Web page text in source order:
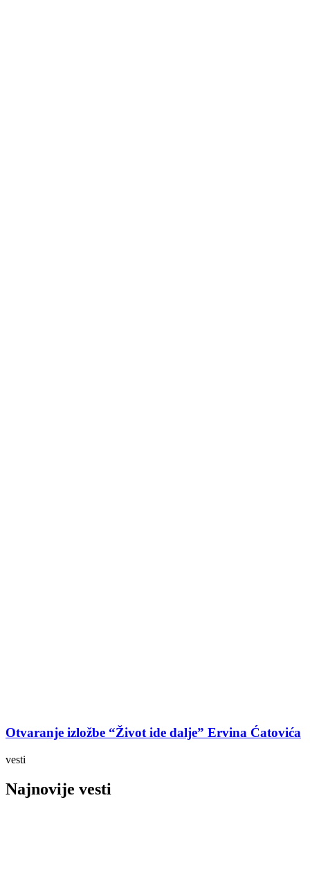
Otvaranje izložbe “Život ide dalje” Ervina Ćatovića
vesti
Najnovije vesti